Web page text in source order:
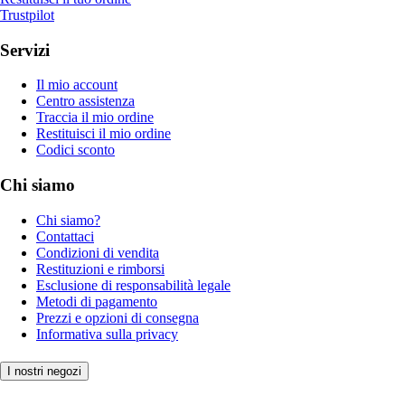
Trustpilot
Servizi
Il mio account
Centro assistenza
Traccia il mio ordine
Restituisci il mio ordine
Codici sconto
Chi siamo
Chi siamo?
Contattaci
Condizioni di vendita
Restituzioni e rimborsi
Esclusione di responsabilità legale
Metodi di pagamento
Prezzi e opzioni di consegna
Informativa sulla privacy
I nostri negozi